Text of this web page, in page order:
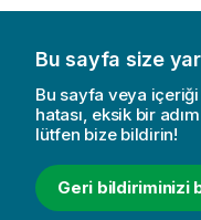
Bu sayfa size
Bu sayfa veya
hatası, eksik bir
lütfen bize bildirin!
Geri bildiriminizi